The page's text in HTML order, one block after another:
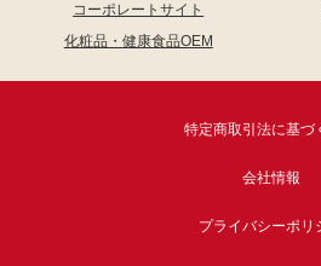
コーポレートサイト
化粧品・健康食品OEM
特定商取引法に基づ
会社情報
プライバシーポリ